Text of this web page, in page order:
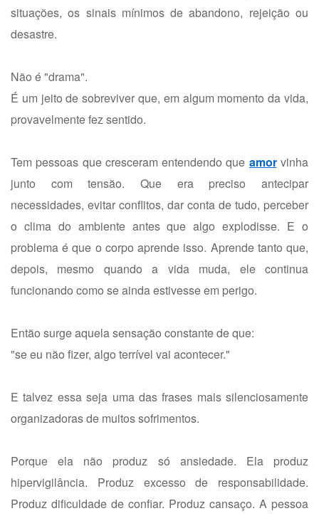
situações, os sinais mínimos de abandono, rejeição ou
desastre.
Não é "drama".
É um jeito de sobreviver que, em algum momento da vida,
provavelmente fez sentido.
Tem pessoas que cresceram entendendo que amorvinha
junto com tensão. Que era preciso antecipar
necessidades, evitar conflitos, dar conta de tudo, perceber
o clima do ambiente antes que algo explodisse. E o
problema é que o corpo aprende isso. Aprende tanto que,
depois, mesmo quando a vida muda, ele continua
funcionando como se ainda estivesse em perigo.
Então surge aquela sensação constante de que:
"se eu não fizer, algo terrível vai acontecer."
E talvez essa seja uma das frases mais silenciosamente
organizadoras de muitos sofrimentos.
Porque ela não produz só ansiedade. Ela produz
hipervigilância. Produz excesso de responsabilidade.
Produz dificuldade de confiar. Produz cansaço. A pessoa